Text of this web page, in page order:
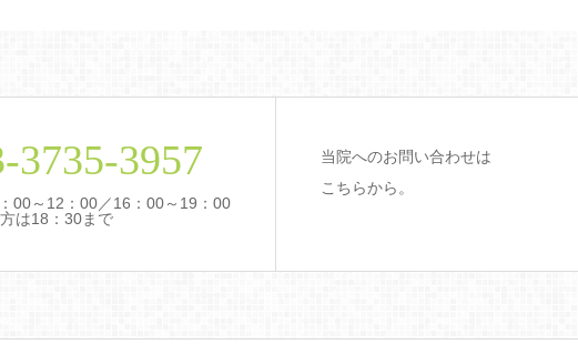
3735-3957
～12：00／16：00～19：00
は18：30まで
当院へのお問い合わせは
こちらから。